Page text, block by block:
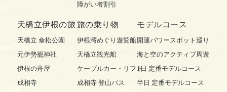
障がい者割引
天橋立伊根の旅
天橋立 傘松公園
元伊勢籠神社
伊根の舟屋
成相寺
旅の乗り物
伊根湾めぐり遊覧船
天橋立観光船
ケーブルカー・リフト
成相寺 登山バス
モデルコース
開運パワースポット巡り
海と空のアクティブ周遊
1日 定番モデルコース
半日 定番モデルコース